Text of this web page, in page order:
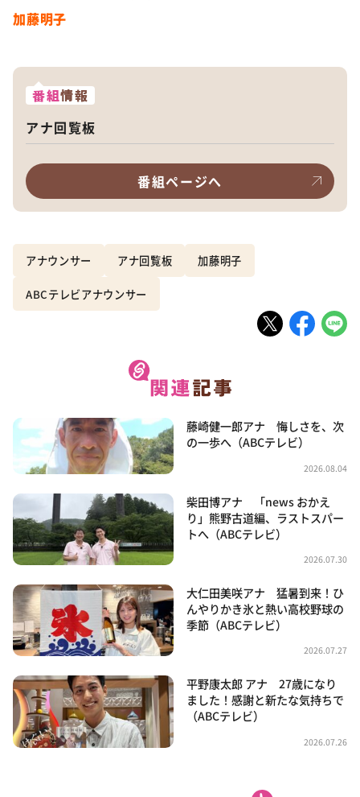
加藤明子
番組情報
アナ回覧板
番組ページへ
アナウンサー アナ回覧板 加藤明子
ABCテレビアナウンサー
藤崎健一郎アナ 悔しさを、次
の一歩へ（ABCテレビ）
2026.08.04
柴田博アナ 「news おかえ
り」熊野古道編、ラストスパー
トへ（ABCテレビ）
2026.07.30
大仁田美咲アナ 猛暑到来！ひ
んやりかき氷と熱い高校野球の
季節（ABCテレビ）
2026.07.27
平野康太郎 アナ 27歳になり
ました！感謝と新たな気持ちで
（ABCテレビ）
2026.07.26